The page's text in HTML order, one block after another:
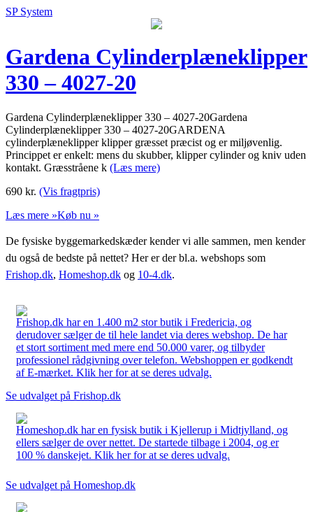
SP System
Gardena Cylinderplæneklipper
330 – 4027-20
Gardena Cylinderplæneklipper 330 – 4027-20Gardena
Cylinderplæneklipper 330 – 4027-20GARDENA
cylinderplæneklipper klipper græsset præcist og er miljøvenlig.
Princippet er enkelt: mens du skubber, klipper cylinder og kniv uden
kontakt. Græsstråene k (Læs mere)
690 kr. (Vis fragtpris)
Læs mere »Køb nu »
De fysiske byggemarkedskæder kender vi alle sammen, men kender
du også de bedste på nettet? Her er der bl.a. webshops som
Frishop.dk, Homeshop.dk og 10-4.dk.
Frishop.dk har en 1.400 m2 stor butik i Fredericia, og
derudover sælger de til hele landet via deres webshop. De har
et stort sortiment med mere end 50.000 varer, og tilbyder
professionel rådgivning over telefon. Webshoppen er godkendt
af E-mærket. Klik her for at se deres udvalg.
Se udvalget på Frishop.dk
Homeshop.dk har en fysisk butik i Kjellerup i Midtjylland, og
ellers sælger de over nettet. De startede tilbage i 2004, og er
100 % danskejet. Klik her for at se deres udvalg.
Se udvalget på Homeshop.dk